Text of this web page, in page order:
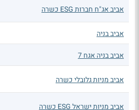
אביב אג"ח חברות ESG כשרה
אביב בניה
אביב בניה אגח 7
אביב מניות גלובלי כשרה
אביב מניות ישראל ESG כשרה